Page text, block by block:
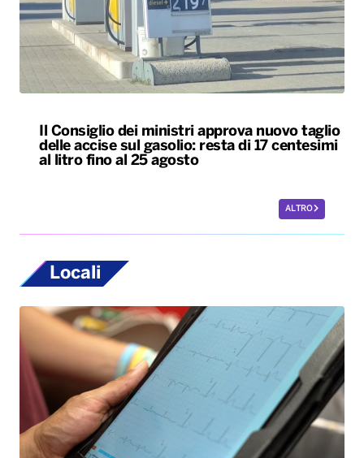
Il Consiglio dei ministri approva nuovo taglio
delle accise sul gasolio: resta di 17 centesimi
al litro fino al 25 agosto
ALTRO
Locali